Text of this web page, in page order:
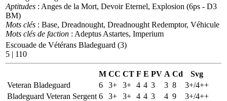
Aptitudes : Anges de la Mort, Devoir Eternel, Explosion (6ps - D3
BM)
Mots clés : Base, Dreadnought, Dreadnought Redemptor, Véhicule
Mots clés de faction : Adeptus Astartes, Imperium
Escouade de Vétérans Bladeguard (3)
5 | 110
M CC CT F E PV A Cd
Svg
Veteran Bladeguard
6 3+ 3+ 4 4 3 3 8
3+/4++
Bladeguard Veteran Sergent 6 3+ 3+ 4 4 3 4 9 3+/4++